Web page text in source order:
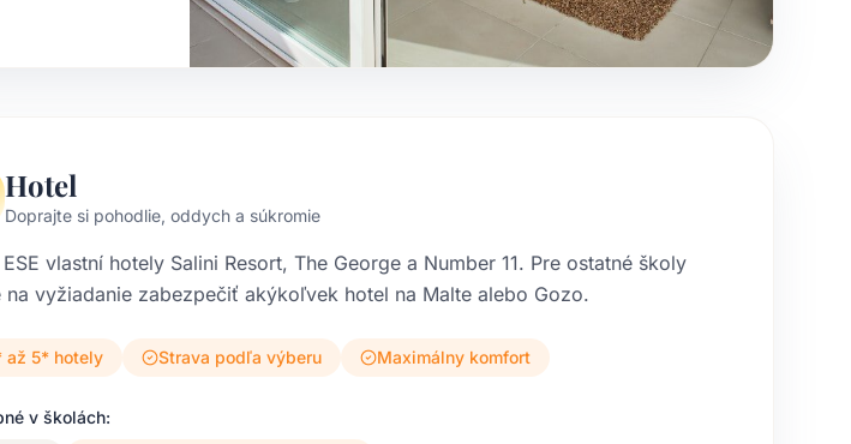
Hotel
Doprajte si pohodlie, oddych a súkromie
vlastní hotely Salini Resort, The George a Number 11. Pre ostatné školy
na vyžiadanie zabezpečiť akýkoľvek hotel na Malte alebo Gozo.
až 5* hotely Strava podľa výberu Maximálny komfort
v školách: